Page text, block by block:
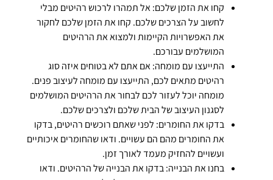
קחו את הזמן שלכם: אל תמהרו לרכוש רהיטים מבלי
לחשוב על הצרכים שלכם. קחו את הזמן שלכם לחקור
את האפשרויות הקיימות ולמצוא את הרהיטים
המושלמים עבורכם.
התייעצו עם מומחה: אם אתם לא בטוחים איזה סוג
רהיטים מתאים לכם, התייעצו עם מומחה לעיצוב פנים.
מומחה יוכל לעזור לכם לבחור את הרהיטים המושלמים
לסגנון העיצוב של הבית שלכם ולצרכים שלכם.
בדקו את החומרים: לפני שאתם רוכשים רהיטים, בדקו
את החומרים מהם הם עשויים. ודאו שהחומרים איכותיים
ועשויים להחזיק מעמד לאורך זמן.
בחנו את הבנייה: בדקו את הבנייה של הרהיטים. ודאו